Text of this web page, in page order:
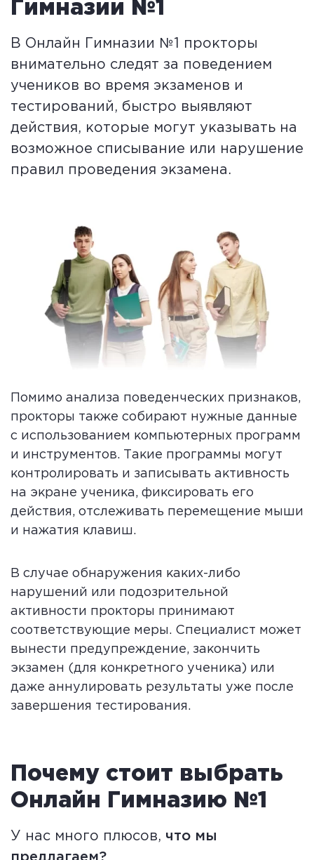
Гимназии №1
В Онлайн Гимназии №1 прокторы
внимательно следят за поведением
учеников во время экзаменов и
тестирований, быстро выявляют
действия, которые могут указывать на
возможное списывание или нарушение
правил проведения экзамена.
Помимо анализа поведенческих признаков,
прокторы также собирают нужные данные
с использованием компьютерных программ
и инструментов. Такие программы могут
контролировать и записывать активность
на экране ученика, фиксировать его
действия, отслеживать перемещение мыши
и нажатия клавиш.
В случае обнаружения каких-либо
нарушений или подозрительной
активности прокторы принимают
соответствующие меры. Специалист может
вынести предупреждение, закончить
экзамен (для конкретного ученика) или
даже аннулировать результаты уже после
завершения тестирования.
Почему стоит выбрать
Онлайн Гимназию №1
У нас много плюсов, что мы
предлагаем?